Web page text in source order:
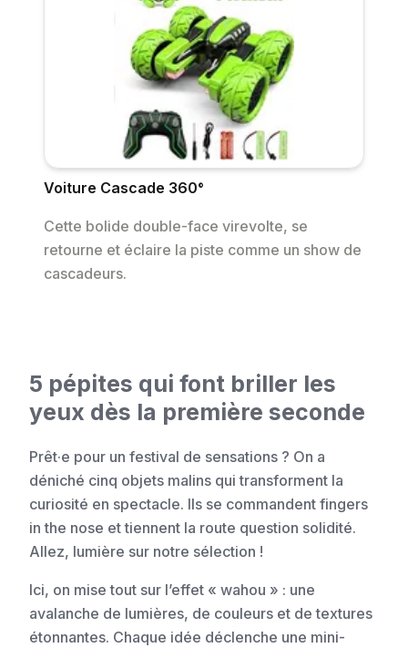
Voiture Cascade 360°
Cette bolide double-face virevolte, se
retourne et éclaire la piste comme un show de
cascadeurs.
5 pépites qui font briller les
yeux dès la première seconde
Prêt·e pour un festival de sensations ? On a
déniché cinq objets malins qui transforment la
curiosité en spectacle. Ils se commandent fingers
in the nose et tiennent la route question solidité.
Allez, lumière sur notre sélection !
Ici, on mise tout sur l’effet « wahou » : une
avalanche de lumières, de couleurs et de textures
étonnantes. Chaque idée déclenche une mini-